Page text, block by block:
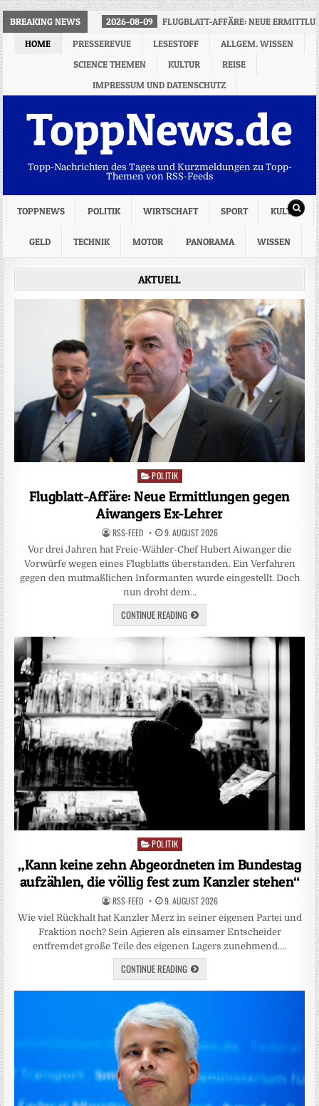
BREAKING NEWS 2026-08-09
FLUGBLATT-AFFÄRE: NEUE
HOME
PRESSEREVUE LESESTOFF
ALLGEM. WISSEN
SCIENCE THEMEN
KULTUR
REISE
IMPRESSUM UND DATENSCHUTZ
ToppNews.de
Topp-Nachrichten des Tages und Kurzmeldungen zu Topp-
Themen von RSS-Feeds
TOPPNEWS POLITIK WIRTSCHAFT SPORT KULTUR
GELD TECHNIK MOTOR PANORAMA WISSEN
AKTUELL
Posted
in
POLITIK
Flugblatt-Affäre: Neue Ermittlungen gegen
Aiwangers Ex-Lehrer
RSS-FEED 9. AUGUST 2026
Vor drei Jahren hat Freie-Wähler-Chef Hubert Aiwanger die
Vorwürfe wegen eines Flugblatts überstanden. Ein Verfahren
gegen den mutmaßlichen Informanten wurde eingestellt. Doch
nun droht dem…
CONTINUE READING
Posted
in
POLITIK
„Kann keine zehn Abgeordneten im Bundestag
aufzählen, die völlig fest zum Kanzler stehen“
RSS-FEED 9. AUGUST 2026
Wie viel Rückhalt hat Kanzler Merz in seiner eigenen Partei und
Fraktion noch? Sein Agieren als einsamer Entscheider
entfremdet große Teile des eigenen Lagers zunehmend….
CONTINUE READING